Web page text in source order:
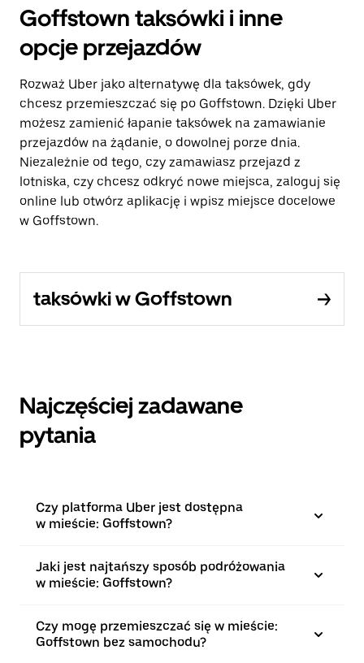
Goffstown taksówki i inne
opcje przejazdów
Rozważ Uber jako alternatywę dla taksówek, gdy
chcesz przemieszczać się po Goffstown. Dzięki Uber
możesz zamienić łapanie taksówek na zamawianie
przejazdów na żądanie, o dowolnej porze dnia.
Niezależnie od tego, czy zamawiasz przejazd z
lotniska, czy chcesz odkryć nowe miejsca, zaloguj się
online lub otwórz aplikację i wpisz miejsce docelowe
w Goffstown.
taksówki w Goffstown
Najczęściej zadawane
pytania
Czy platforma Uber jest dostępna
w mieście: Goffstown?
Jaki jest najtańszy sposób podróżowania
w mieście: Goffstown?
Czy mogę przemieszczać się w mieście:
Goffstown bez samochodu?